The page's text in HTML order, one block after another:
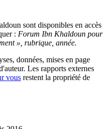
sont disponibles en accès
: Forum Ibn Khaldoun pour
», rubrique, année.
données, mises en page
Les rapports externes
vous restent la propriété de